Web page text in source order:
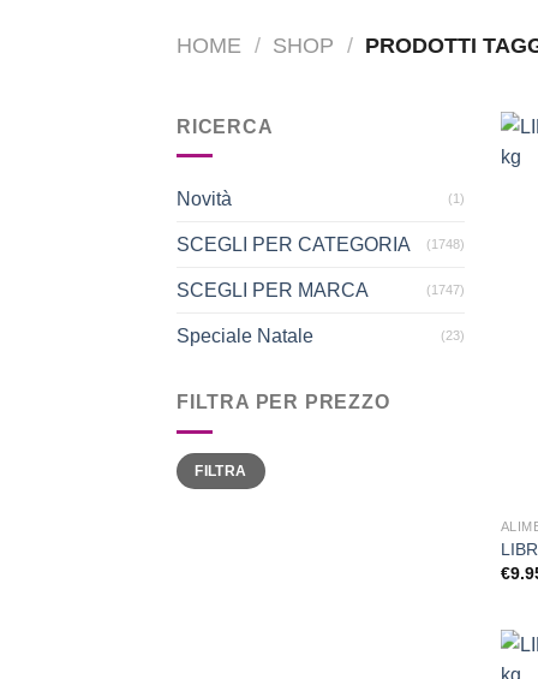
HOME / SHOP / PRODOTTI
RICERCA
Novità (1)
SCEGLI PER CATEGORIA (1748)
SCEGLI PER MARCA (1747)
Speciale Natale (23)
FILTRA PER PREZZO
Prezzo
Min
Prezzo
MaxFILTRA
€